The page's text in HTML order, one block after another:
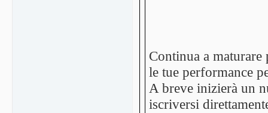
Continua a maturare
le tue performance
A breve inizierà un
iscriversi